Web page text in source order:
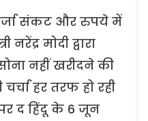
संकट और रुपये में
मोदी द्वारा
नहीं खरीदने की
हर तरफ हो रही
द हिंदू के 6 जून